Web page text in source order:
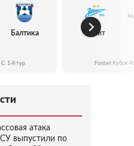
Балтика
C. 1-й тур
Зенит
Fonbet Кубок
атака
выпустили по